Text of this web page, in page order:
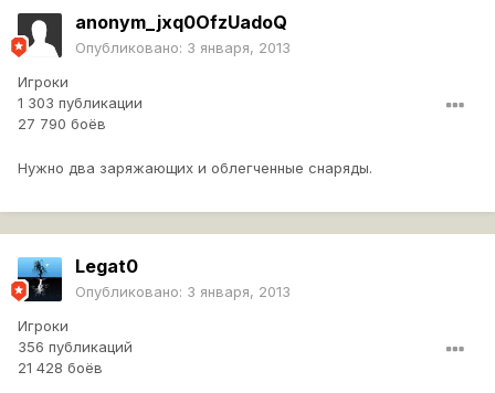
anonym_jxq0OfzUadoQ
Опубликовано: 3 января, 2013
Игроки
1 303 публикации
27 790 боёв
Нужно два заряжающих и облегченные снаряды.
Legat0
Опубликовано: 3 января, 2013
Игроки
356 публикаций
21 428 боёв